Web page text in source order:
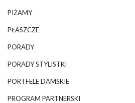
PIŻAMY
PŁASZCZE
PORADY
PORADY STYLISTKI
PORTFELE DAMSKIE
PROGRAM PARTNERSKI